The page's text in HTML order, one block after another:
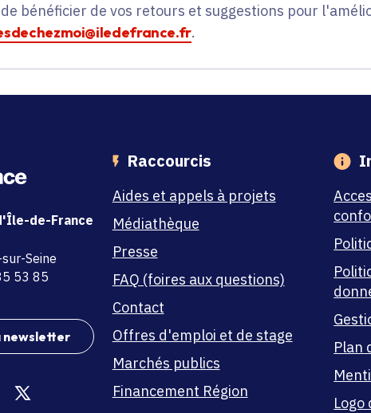
bénéficier de vos retours et suggestions pour
.
de-France
Seine
53 85
newsletter
Linkedin
Raccourcis
Aides et appels à projets
Médiathèque
Presse
FAQ (foires aux questions)
Contact
Offres d'emploi et de stage
Marchés publics
Financement Région
Plan
Logo